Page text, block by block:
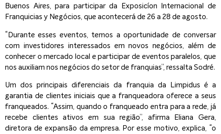
Buenos Aires, para participar da Exposicíon Internacional de
Franquicias y Negócios, que acontecerá de 26 a 28 de agosto.
“Durante esses eventos, temos a oportunidade de conversar
com investidores interessados em novos negócios, além de
conhecer o mercado local e participar de eventos paralelos, que
nos auxiliam nos negócios do setor de franquias”, ressalta Sodré.
Um dos principais diferenciais da franquia da Limpidus é a
garantia de clientes iniciais que a franqueadora oferece a seus
franqueados. “Assim, quando o franqueado entra para a rede, já
recebe clientes ativos em sua região”, afirma Eliana Gera,
diretora de expansão da empresa. Por esse motivo, explica, “o